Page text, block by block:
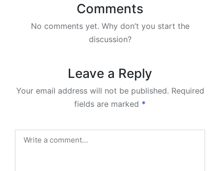
Comments
No comments yet. Why don’t you start the
discussion?
Leave a Reply
Your email address will not be published. Required
fields are marked *